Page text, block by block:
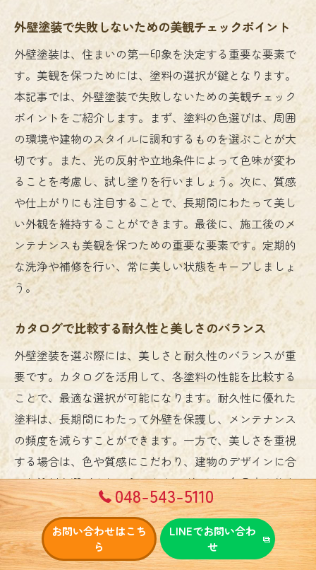
外壁塗装で失敗しないための美観チェックポイント
外壁塗装は、住まいの第一印象を決定する重要な要素で
す。美観を保つためには、塗料の選択が鍵となります。
本記事では、外壁塗装で失敗しないための美観チェック
ポイントをご紹介します。まず、塗料の色選びは、周囲
の環境や建物のスタイルに調和するものを選ぶことが大
切です。また、光の反射や立地条件によって色味が変わ
ることを考慮し、試し塗りを行いましょう。次に、質感
や仕上がりにも注目することで、長期間にわたって美し
い外観を維持することができます。最後に、施工後のメ
ンテナンスも美観を保つための重要な要素です。定期的
な洗浄や補修を行い、常に美しい状態をキープしましょ
う。
カタログで比較する耐久性と美しさのバランス
外壁塗装を選ぶ際には、美しさと耐久性のバランスが重
要です。カタログを活用して、各塗料の性能を比較する
ことで、最適な選択が可能になります。耐久性に優れた
塗料は、長期間にわたって外壁を保護し、メンテナンス
の頻度を減らすことができます。一方で、美しさを重視
する場合は、色や質感にこだわり、建物のデザインに合
った塗料を選びましょう。カタログには、色見本や仕上
がりの例が掲載されていることが多いため、実際のイメ
ージを確認しながら選択することができます。理想の住
まいを実現するために、カタログでの比較を駆使し、美
048-543-5110
お問い合わせはこち
ら
LINEでお問い合わ
せ